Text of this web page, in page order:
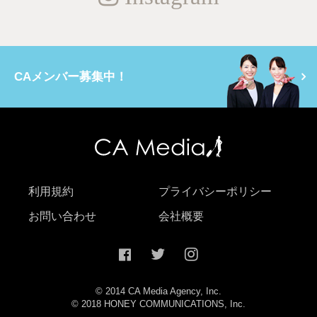
CAメンバー募集中！
利用規約 プライバシーポリシー
お問い合わせ 会社概要
© 2014 CA Media Agency, Inc.
© 2018 HONEY COMMUNICATIONS, Inc.